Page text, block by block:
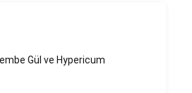
Gül ve Hypericum